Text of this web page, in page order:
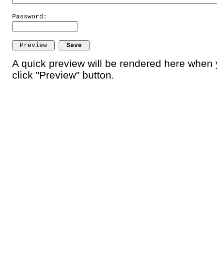
Password:
A quick preview will be rendered here when
click "Preview" button.